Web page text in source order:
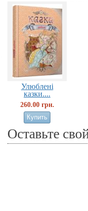
Улюблені
казки....
260.00 грн.
Оставьте